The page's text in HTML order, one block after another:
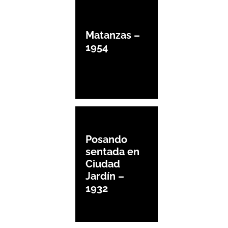
Matanzas –
1954
Posando
sentada en
Ciudad
Jardín –
1932